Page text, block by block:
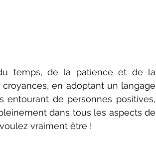
temps, de la patience et de la
en adoptant un langage
entourant de personnes positives,
dans tous les aspects de
vraiment être !